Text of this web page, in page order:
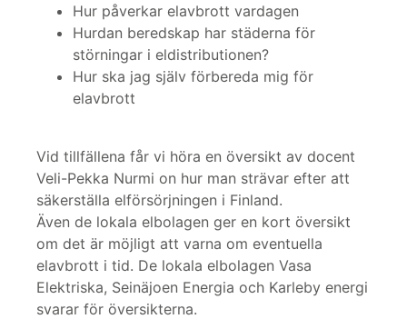
Hur påverkar elavbrott vardagen
Hurdan beredskap har städerna för
störningar i eldistributionen?
Hur ska jag själv förbereda mig för
elavbrott
Vid tillfällena får vi höra en översikt av docent
Veli-Pekka Nurmi on hur man strävar efter att
säkerställa elförsörjningen i Finland.
Även de lokala elbolagen ger en kort översikt
om det är möjligt att varna om eventuella
elavbrott i tid. De lokala elbolagen Vasa
Elektriska, Seinäjoen Energia och Karleby energi
svarar för översikterna.